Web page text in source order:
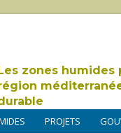
zones humides
PROJETS